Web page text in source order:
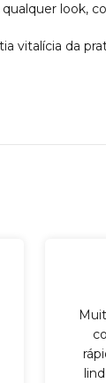
look,
vitalícia da